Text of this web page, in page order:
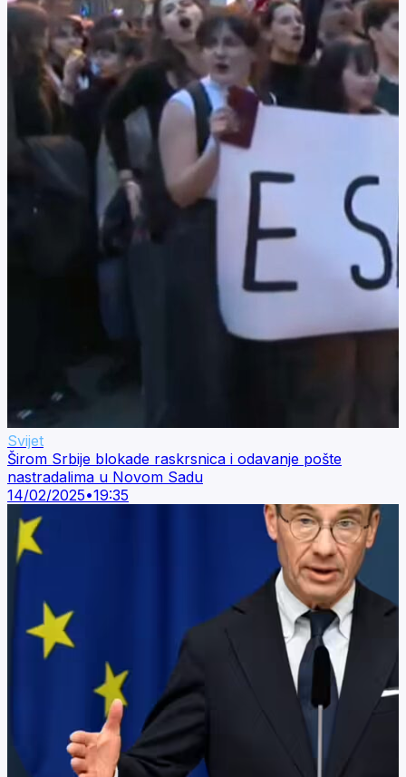
Svijet
Širom Srbije blokade raskrsnica i odavanje pošte
nastradalima u Novom Sadu
14/02/2025•19:35